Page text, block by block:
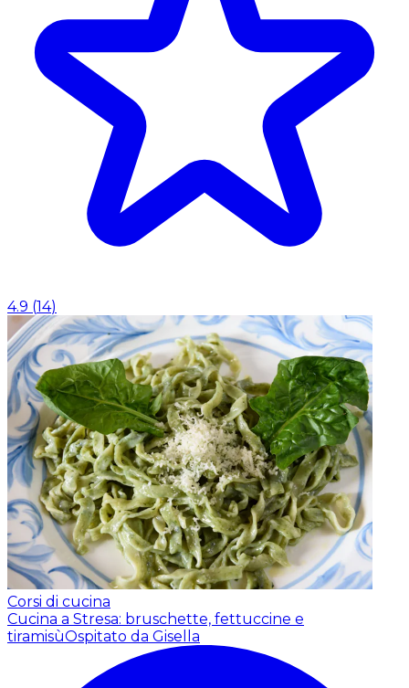
4.9 (14)
Corsi di cucina
Cucina a Stresa: bruschette, fettuccine e
tiramisùOspitato da Gisella